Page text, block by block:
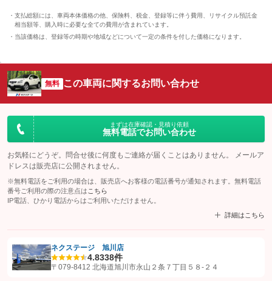
支払総額には、車両本体価格の他、保険料、税金、登録等に伴う費用、リサイクル預託金
相当額等、購入時に必要な全ての費用が含まれています。
当該価格は、登録等の時期や地域などについて一定の条件を付した価格になります。
無料 この車両に関するお問い合わせ
まずは在庫確認・見積り依頼
無料電話でお問い合わせ
お気軽にどうぞ。問合せ後に何度もご連絡が届くことはありません。 メールア
ドレスは販売店に公開されません。
※無料電話をご利用の場合は、販売店へお客様の電話番号が通知されます。無料電話
番号ご利用の際の注意点は こちら
IP電話、ひかり電話からはご利用いただけません。
詳細はこちら
【STEP1】認証画面でグーネットを友だち追加してから「許可する」ボタンを押
ネクステージ 旭川店
4.8338件
〒079-8412 北海道旭川市永山２条７丁目５８‐２４